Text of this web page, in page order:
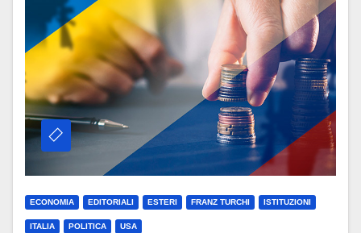
ECONOMIA EDITORIALI ESTERI FRANZ TURCHI ISTITUZIONI
ITALIA POLITICA USA